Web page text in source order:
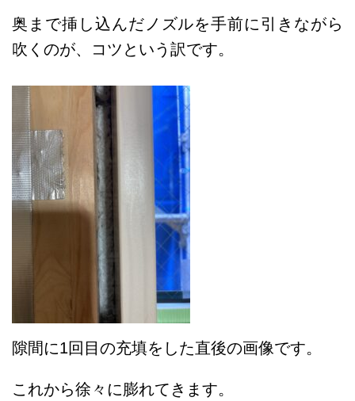
奥まで挿し込んだノズルを手前に引きながら
吹くのが、コツという訳です。
隙間に1回目の充填をした直後の画像です。
これから徐々に膨れてきます。